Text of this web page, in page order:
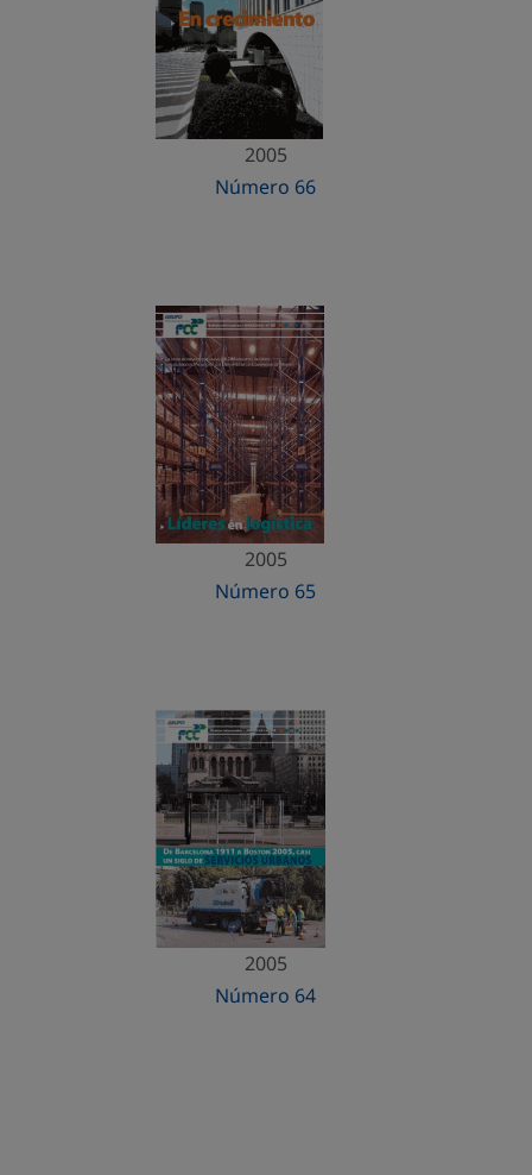
2005
Número 66
2005
Número 65
2005
Número 64